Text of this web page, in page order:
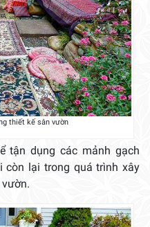
thiết kế sân vườn
tận dụng các mảnh gạch
còn lại trong quá trình xây